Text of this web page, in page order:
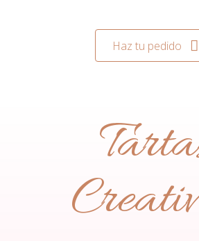
Haz tu pedido